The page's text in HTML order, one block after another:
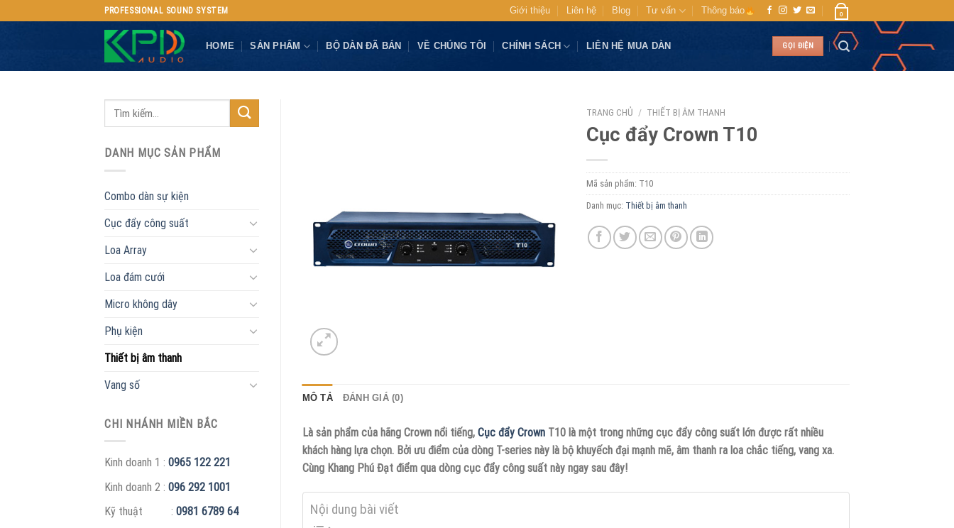
to
PROFESSIONAL SOUND SYSTEM Giới thiệu Liên hệ Blog Tư vấn Thông báo 0
HOME SẢN PHẨM BỘ DÀN ĐÃ BÁN VỀ CHÚNG TÔI CHÍNH SÁCH LIÊN HỆ MUA DÀN GỌI ĐIỆN
DANH MỤC SẢN PHẨM
Combo dàn sự kiện
Cục đẩy công suất
Loa Array
Loa đám cưới
Micro không dây
Phụ kiện
Thiết bị âm thanh
Vang số
CHI NHÁNH MIỀN BẮC
Kinh doanh 1 : 0965 122 221
Kinh doanh 2 : 096 292 1001
Kỹ thuật : 0981 6789 64
TRANG CHỦ / THIẾT BỊ ÂM THANH
Cục đẩy Crown T10
Mã sản phẩm: T10
Danh mục: Thiết bị âm thanh
MÔ TẢ ĐÁNH GIÁ (0)
Là sản phẩm của hãng Crown nổi tiếng, Cục đẩy CrownT10 là một trong những cục đẩy công suất lớn được rất nhiều
khách hàng lựa chọn. Bởi ưu điểm của dòng T-series này là bộ khuyếch đại mạnh mẽ, âm thanh ra loa chắc tiếng, vang xa.
Cùng Khang Phú Đạt điểm qua dòng cục đẩy công suất này ngay sau đây!
Nội dung bài viết